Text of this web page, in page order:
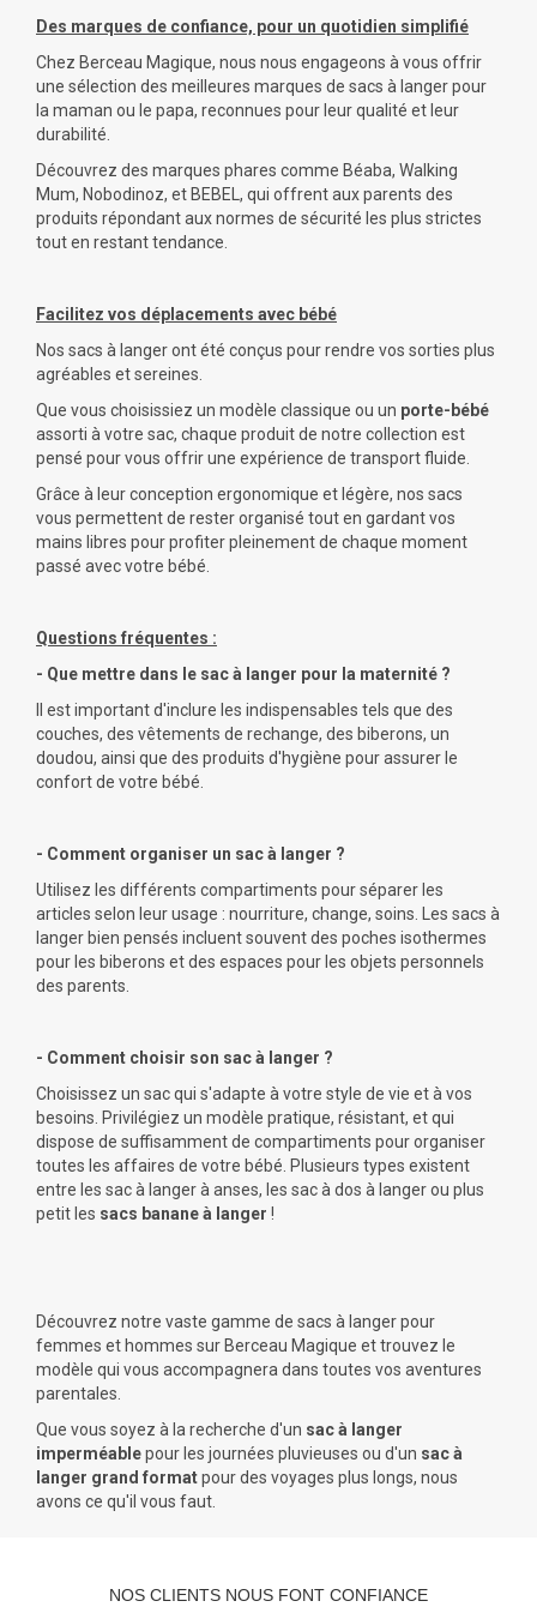
Des marques de confiance, pour un quotidien simplifié
Chez Berceau Magique, nous nous engageons à vous offrir
une sélection des meilleures marques de sacs à langer pour
la maman ou le papa, reconnues pour leur qualité et leur
durabilité.
Découvrez des marques phares comme Béaba, Walking
Mum, Nobodinoz, et BEBEL, qui offrent aux parents des
produits répondant aux normes de sécurité les plus strictes
tout en restant tendance.
Facilitez vos déplacements avec bébé
Nos sacs à langer ont été conçus pour rendre vos sorties plus
agréables et sereines.
Que vous choisissiez un modèle classique ou un porte-bébé
assorti à votre sac, chaque produit de notre collection est
pensé pour vous offrir une expérience de transport fluide.
Grâce à leur conception ergonomique et légère, nos sacs
vous permettent de rester organisé tout en gardant vos
mains libres pour profiter pleinement de chaque moment
passé avec votre bébé.
Questions fréquentes :
- Que mettre dans le sac à langer pour la maternité ?
Il est important d'inclure les indispensables tels que des
couches, des vêtements de rechange, des biberons, un
doudou, ainsi que des produits d'hygiène pour assurer le
confort de votre bébé.
- Comment organiser un sac à langer ?
Utilisez les différents compartiments pour séparer les
articles selon leur usage : nourriture, change, soins. Les sacs à
langer bien pensés incluent souvent des poches isothermes
pour les biberons et des espaces pour les objets personnels
des parents.
- Comment choisir son sac à langer ?
Choisissez un sac qui s'adapte à votre style de vie et à vos
besoins. Privilégiez un modèle pratique, résistant, et qui
dispose de suffisamment de compartiments pour organiser
toutes les affaires de votre bébé. Plusieurs types existent
entre les sac à langer à anses, les sac à dos à langer ou plus
petit les sacs banane à langer !
Découvrez notre vaste gamme de sacs à langer pour
femmes et hommes sur Berceau Magique et trouvez le
modèle qui vous accompagnera dans toutes vos aventures
parentales.
Que vous soyez à la recherche d'un sac à langer
imperméablepour les journées pluvieuses ou d'un sac à
langer grand formatpour des voyages plus longs, nous
avons ce qu'il vous faut.
NOS CLIENTS NOUS FONT CONFIANCE